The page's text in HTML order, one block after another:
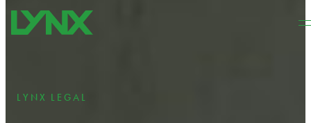
Zum Hauptinhalt springen
LYNX LEGAL